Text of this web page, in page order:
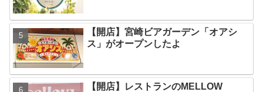
【開店】宮崎ビアガーデン「オアシ
ス」がオープンしたよ
【開店】レストランのMELLOW